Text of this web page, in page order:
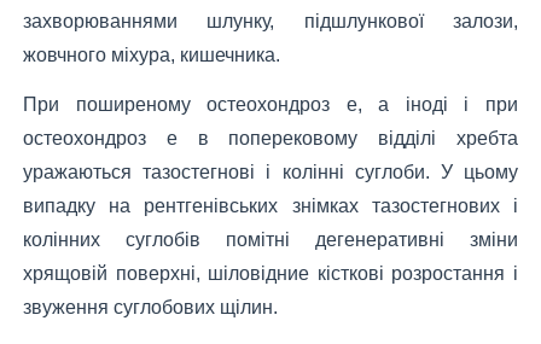
захворюваннями шлунку, підшлункової залози,
жовчного міхура, кишечника.
При поширеному остеохондроз е, а іноді і при
остеохондроз е в поперековому відділі хребта
уражаються тазостегнові і колінні суглоби. У цьому
випадку на рентгенівських знімках тазостегнових і
колінних суглобів помітні дегенеративні зміни
хрящовій поверхні, шіловідние кісткові розростання і
звуження суглобових щілин.